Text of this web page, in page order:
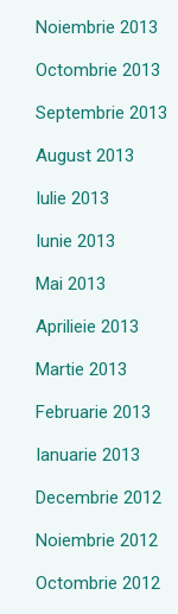
Noiembrie 2013
Octombrie 2013
Septembrie 2013
August 2013
Iulie 2013
Iunie 2013
Mai 2013
Aprilieie 2013
Martie 2013
Februarie 2013
Ianuarie 2013
Decembrie 2012
Noiembrie 2012
Octombrie 2012